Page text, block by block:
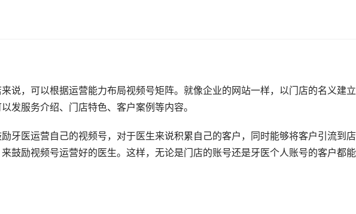
说，可以根据运营能力布局视频号矩阵。就像企业的网站一样，以门店的名义建
发服务介绍、门店特色、客户案例等内容。
牙医运营自己的视频号，对于医生来说积累自己的客户，同时能够将客户引流到店
鼓励视频号运营好的医生。这样，无论是门店的账号还是牙医个人账号的客户都